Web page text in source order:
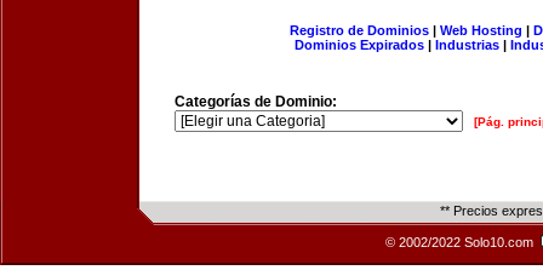
Registro de Dominios| Web Hosting |
Dominios Expirados | Industrias |
Categorías de Dominio:
[Pág.
** Precios
© 2002/2022 Solo10.com